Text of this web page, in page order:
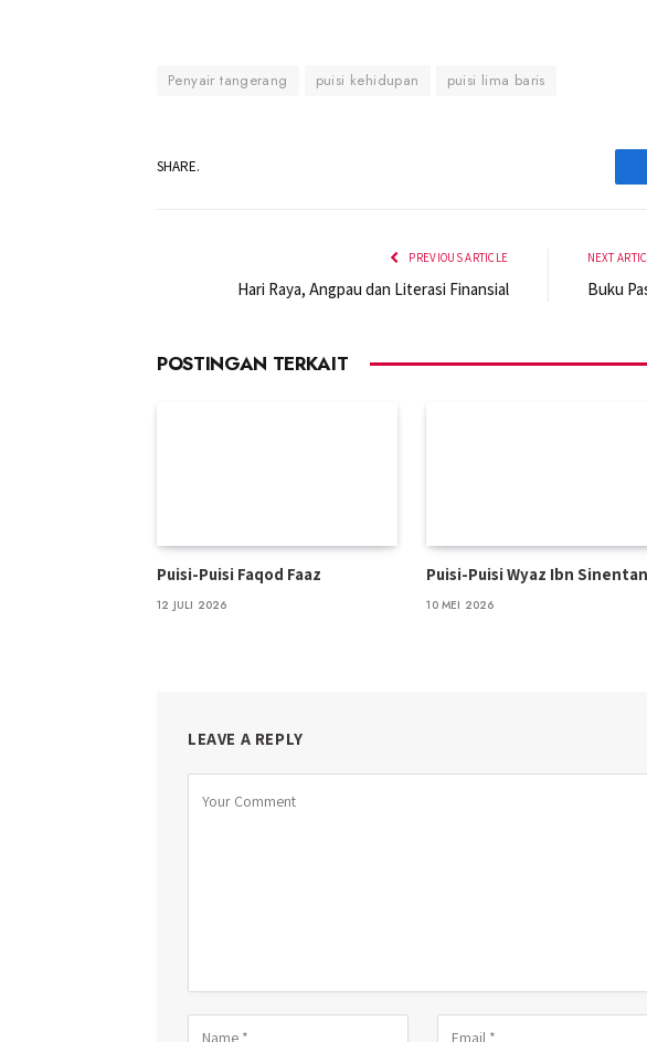
Penyair tangerang puisi kehidupan puisi lima baris
SHARE.
PREVIOUS ARTICLE
Hari Raya, Angpau dan Literasi Finansial
NEXT
Buku
POSTINGAN TERKAIT
Puisi-Puisi Faqod Faaz
12 JULI 2026
Puisi-Puisi Wyaz Ibn
10 MEI 2026
LEAVE A REPLY